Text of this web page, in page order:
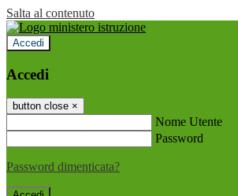
Salta al contenuto
Accedi
Accedi
button close ×
Nome Utente
Password
Password dimenticata?